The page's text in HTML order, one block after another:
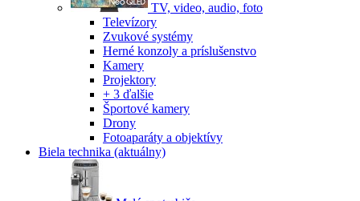
TV, video, audio, foto
Televízory
Zvukové systémy
Herné konzoly a príslušenstvo
Kamery
Projektory
+ 3 ďalšie
Športové kamery
Drony
Fotoaparáty a objektívy
Biela technika (aktuálny)